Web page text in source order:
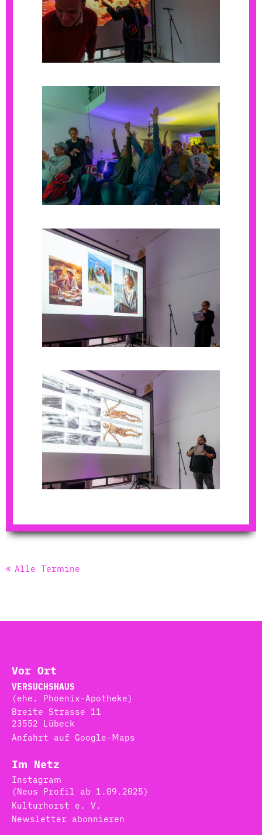
Alle Termine
Vor Ort
VERSUCHSHAUS
(ehe. Phoenix-Apotheke)
Breite Strasse 11
23552 Lübeck
Anfahrt auf Google-Maps
Im Netz
Instagram
(Neus Profil ab 1.09.2025)
Kulturhorst e. V.
Newsletter abonnieren